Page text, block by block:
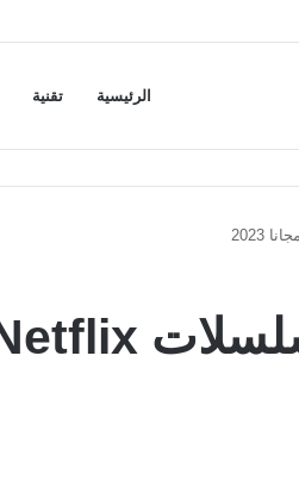
الرئيسية تقنية